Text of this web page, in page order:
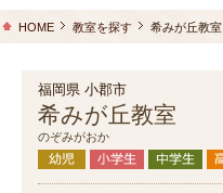
HOME 教室を探す 希みが丘教室
福岡県 小郡市
希みが丘教室
のぞみがおか